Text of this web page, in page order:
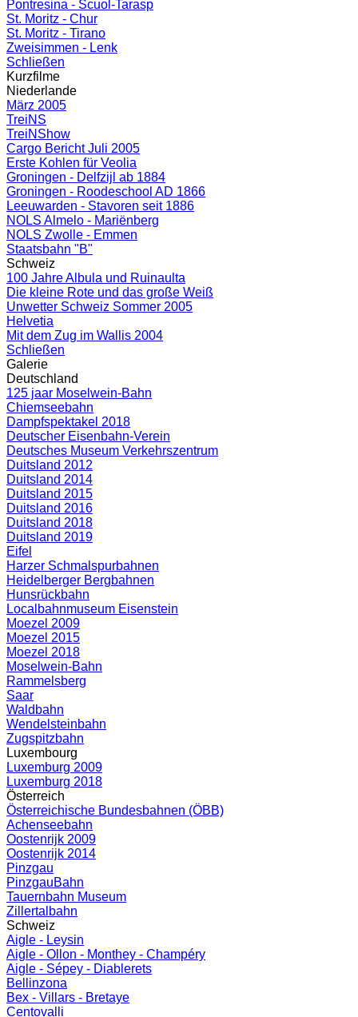
Pontresina - Scuol-Tarasp
St. Moritz - Chur
St. Moritz - Tirano
Zweisimmen - Lenk
Schließen
Kurzfilme
Niederlande
März 2005
TreiNS
TreiNShow
Cargo Bericht Juli 2005
Erste Kohlen für Veolia
Groningen - Delfzijl ab 1884
Groningen - Roodeschool AD 1866
Leeuwarden - Stavoren seit 1886
NOLS Almelo - Mariënberg
NOLS Zwolle - Emmen
Staatsbahn "B"
Schweiz
100 Jahre Albula und Ruinaulta
Die kleine Rote und das große Weiß
Unwetter Schweiz Sommer 2005
Helvetia
Mit dem Zug im Wallis 2004
Schließen
Galerie
Deutschland
125 jaar Moselwein-Bahn
Chiemseebahn
Dampfspektakel 2018
Deutscher Eisenbahn-Verein
Deutsches Museum Verkehrszentrum
Duitsland 2012
Duitsland 2014
Duitsland 2015
Duitsland 2016
Duitsland 2018
Duitsland 2019
Eifel
Harzer Schmalspurbahnen
Heidelberger Bergbahnen
Hunsrückbahn
Localbahnmuseum Eisenstein
Moezel 2009
Moezel 2015
Moezel 2018
Moselwein-Bahn
Rammelsberg
Saar
Waldbahn
Wendelsteinbahn
Zugspitzbahn
Luxembourg
Luxemburg 2009
Luxemburg 2018
Österreich
Österreichische Bundesbahnen (ÖBB)
Achenseebahn
Oostenrijk 2009
Oostenrijk 2014
Pinzgau
PinzgauBahn
Tauernbahn Museum
Zillertalbahn
Schweiz
Aigle - Leysin
Aigle - Ollon - Monthey - Champéry
Aigle - Sépey - Diablerets
Bellinzona
Bex - Villars - Bretaye
Centovalli